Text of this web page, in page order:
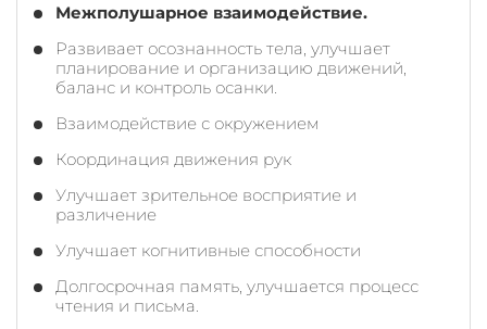
Межполушарное взаимодействие.
Развивает осознанность тела, улучшает
планирование и организацию движений,
баланс и контроль осанки.
Взаимодействие с окружением
Координация движения рук
Улучшает зрительное восприятие и
различение
Улучшает когнитивные способности
Долгосрочная память, улучшается процесс
чтения и письма.